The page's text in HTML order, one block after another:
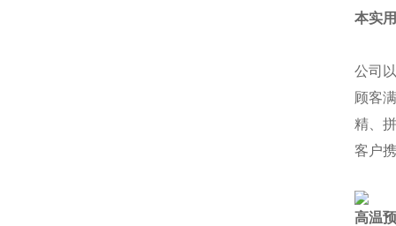
本实
公司
顾客
精、
客户
高温